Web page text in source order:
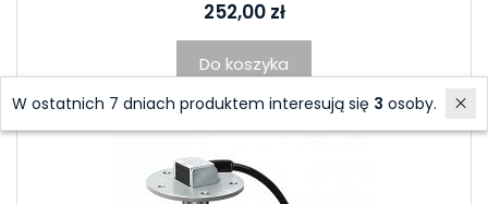
252,00 zł
Do koszyka
W ostatnich 7 dniach produktem interesują się 3 osoby.